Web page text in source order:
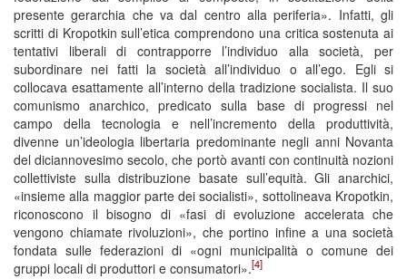
presente gerarchia che va dal centro alla periferia». Infatti, gli
scritti di Kropotkin sull’etica comprendono una critica sostenuta ai
tentativi liberali di contrapporre l’individuo alla società, per
subordinare nei fatti la società all’individuo o all’ego. Egli si
collocava esattamente all’interno della tradizione socialista. Il suo
comunismo anarchico, predicato sulla base di progressi nel
campo della tecnologia e nell’incremento della produttività,
divenne un’ideologia libertaria predominante negli anni Novanta
del diciannovesimo secolo, che portò avanti con continuità nozioni
collettiviste sulla distribuzione basate sull’equità. Gli anarchici,
«insieme alla maggior parte dei socialisti», sottolineava Kropotkin,
riconoscono il bisogno di «fasi di evoluzione accelerata che
vengono chiamate rivoluzioni», che portino infine a una società
fondata sulle federazioni di «ogni municipalità o comune dei
gruppi locali di produttori e consumatori».[4]